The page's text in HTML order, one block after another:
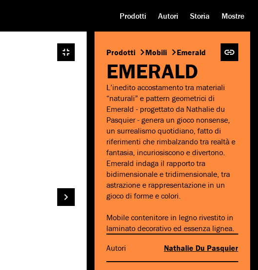
Prodotti Autori Storia Mostre
Prodotti Mobili Emerald
EMERALD
L’inedito accostamento tra materiali
“naturali” e pattern geometrici di
Emerald - progettato da Nathalie du
Pasquier - genera un gioco nonsense,
un surrealismo quotidiano, fatto di
riferimenti che rimbalzando tra realtà e
fantasia, incuriosiscono e divertono.
Emerald indaga il rapporto tra
bidimensionale e tridimensionale, tra
astrazione e rappresentazione in un
gioco di forme e colori.
Mobile contenitore in legno rivestito in
laminato decorativo ed essenza lignea.
Autori
Nathalie Du Pasquier